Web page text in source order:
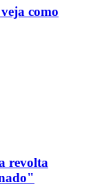
como
revolta